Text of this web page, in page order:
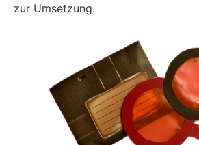
zur Umsetzung.